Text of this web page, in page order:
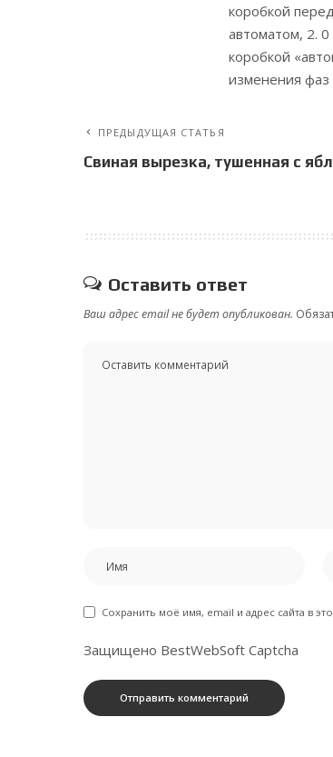
коробкой
автоматом, 2.
коробкой
изменения фаз
ПРЕДЫДУЩАЯ СТАТЬЯ
Свиная вырезка, тушенная с
Оставить ответ
Ваш адрес email не будет опубликован.
Сохранить моё имя, email и адрес сайта в
Защищено BestWebSoft Captcha